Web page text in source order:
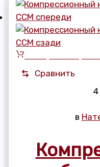
Сравнить
в